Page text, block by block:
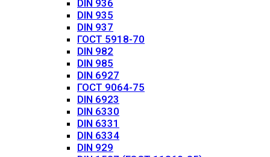
DIN 936
DIN 935
DIN 937
ГОСТ 5918-70
DIN 982
DIN 985
DIN 6927
ГОСТ 9064-75
DIN 6923
DIN 6330
DIN 6331
DIN 6334
DIN 929